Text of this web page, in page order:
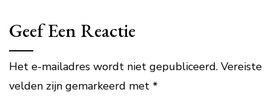
Geef Een Reactie
Het e-mailadres wordt niet gepubliceerd. Vereiste
velden zijn gemarkeerd met *